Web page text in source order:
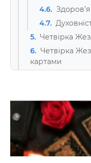
4.6. Здоров’я
4.7.
5. Четвірка
6. Четвірка
картами
7.2. Чи
7.3. Що
ні»?
7.4. Чи
Жезлів